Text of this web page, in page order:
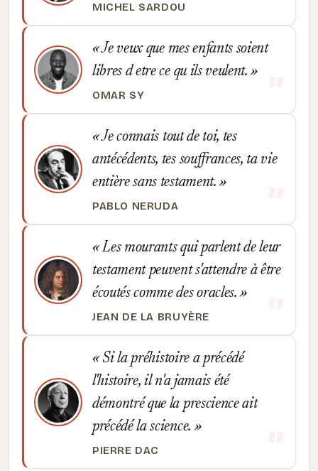
MICHEL SARDOU
Je veux que mes enfants soient
libres d etre ce qu ils veulent.
OMAR SY
Je connais tout de toi, tes
antécédents, tes souffrances, ta vie
entière sans testament.
PABLO NERUDA
Les mourants qui parlent de leur
testament peuvent s'attendre à être
écoutés comme des oracles.
JEAN DE LA BRUYÈRE
Si la préhistoire a précédé
l'histoire, il n'a jamais été
démontré que la prescience ait
précédé la science.
PIERRE DAC